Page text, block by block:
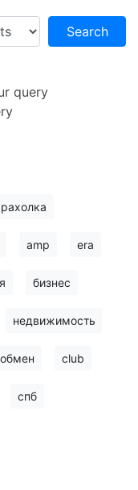
Search
query
amp era
бизнес
недвижимость
обмен club
спб